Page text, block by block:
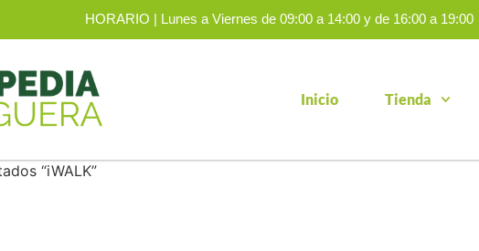
HORARIO | Lunes a Viernes de 09:00 a 14:00 y de 16:00 a 19:00
Inicio Tienda
“iWALK”